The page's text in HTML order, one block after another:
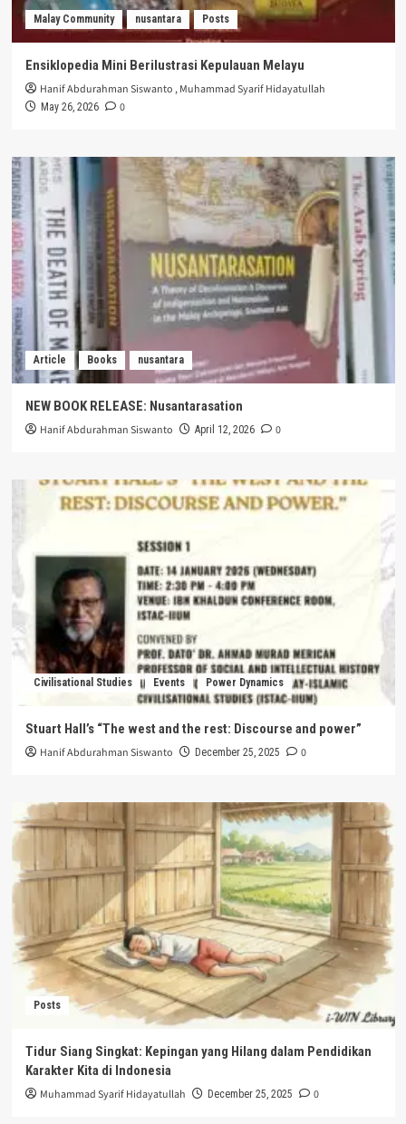
Malay Community nusantara Posts
Ensiklopedia Mini Berilustrasi Kepulauan Melayu
Hanif Abdurahman Siswanto ,Muhammad Syarif Hidayatullah
May 26, 2026 0
Article Books nusantara
NEW BOOK RELEASE: Nusantarasation
Hanif Abdurahman Siswanto April 12, 2026 0
Civilisational Studies Events Power Dynamics
Stuart Hall’s “The west and the rest: Discourse and power”
Hanif Abdurahman Siswanto December 25, 2025 0
Posts
Tidur Siang Singkat: Kepingan yang Hilang dalam Pendidikan
Karakter Kita di Indonesia
Muhammad Syarif Hidayatullah December 25, 2025 0